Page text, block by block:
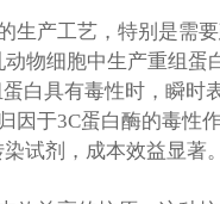
生产工艺，特别是需
物细胞中生产重组蛋
白具有毒性时，瞬时
因于3C蛋白酶的毒性
试剂，成本效益显著。